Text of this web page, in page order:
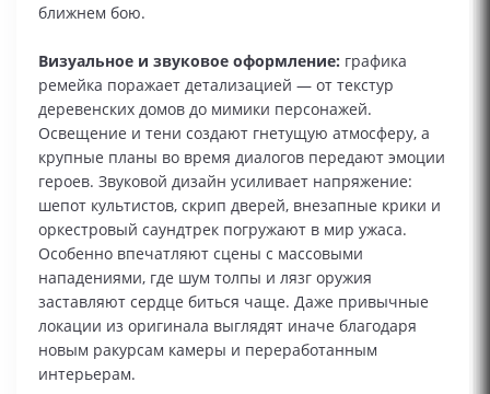
ближнем бою.
Визуальное и звуковое оформление: графика
ремейка поражает детализацией — от текстур
деревенских домов до мимики персонажей.
Освещение и тени создают гнетущую атмосферу, а
крупные планы во время диалогов передают эмоции
героев. Звуковой дизайн усиливает напряжение:
шепот культистов, скрип дверей, внезапные крики и
оркестровый саундтрек погружают в мир ужаса.
Особенно впечатляют сцены с массовыми
нападениями, где шум толпы и лязг оружия
заставляют сердце биться чаще. Даже привычные
локации из оригинала выглядят иначе благодаря
новым ракурсам камеры и переработанным
интерьерам.